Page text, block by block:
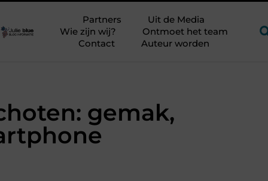
Partners
Uit de Media
Wie zijn wij?
Ontmoet het team
Contact
Auteur worden
gemak,